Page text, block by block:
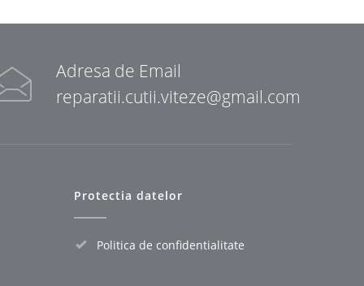
Adresa de Email
reparatii.cutii.viteze@gmail.com
Protectia datelor
Politica de confidentialitate